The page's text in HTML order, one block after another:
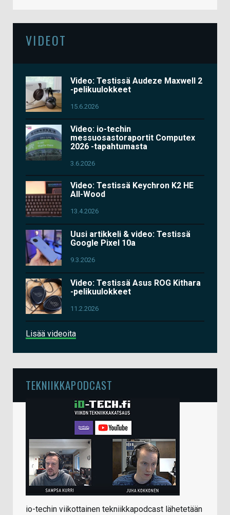
VIDEOT
Video: Testissä Audeze Maxwell 2
-pelikuulokkeet
15.6.2026
Video: io-techin
messuosastoraportit Computex
2026 -tapahtumasta
3.6.2026
Video: Testissä Keychron K2 HE
All-Wood
13.4.2026
Uusi artikkeli & video: Testissä
Google Pixel 10a
9.3.2026
Video: Testissä Asus ROG Kithara
-pelikuulokkeet
11.2.2026
Lisää videoita
TEKNIIKKAPODCAST
io-techin viikottainen tekniikkapodcast lähetetään